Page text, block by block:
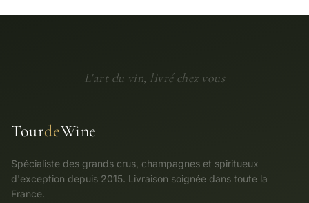
L'art du vin, livré chez vous
TourdeWine
Spécialiste des grands crus, champagnes et spiritueux
d'exception depuis 2015. Livraison soignée dans toute la
France.